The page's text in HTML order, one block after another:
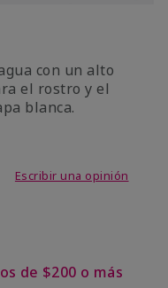
con un alto
el rostro y el
blanca.
5
Escribir una opinión
de $200 o más